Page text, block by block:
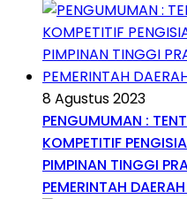
8 Agustus 2023
PENGUMUMAN :
KOMPETITIF
PIMPINAN TINGGI
PEMERINTAH